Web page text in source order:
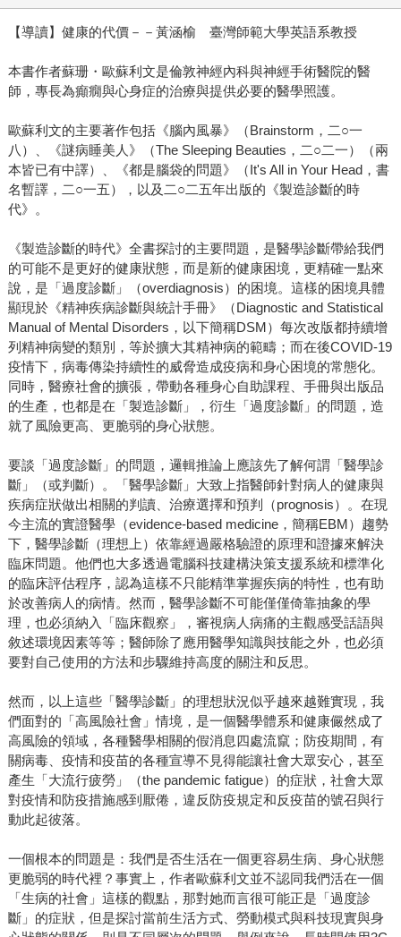
【導讀】健康的代價－－黃涵榆 臺灣師範大學英語系教授
本書作者蘇珊・歐蘇利文是倫敦神經內科與神經手術醫院的醫
師，專長為癲癇與心身症的治療與提供必要的醫學照護。
歐蘇利文的主要著作包括《腦內風暴》（Brainstorm，二○一
八）、《謎病睡美人》（The Sleeping Beauties，二○二一）（兩
本皆已有中譯）、《都是腦袋的問題》（It's All in Your Head，書
名暫譯，二○一五），以及二○二五年出版的《製造診斷的時
代》。
《製造診斷的時代》全書探討的主要問題，是醫學診斷帶給我們
的可能不是更好的健康狀態，而是新的健康困境，更精確一點來
說，是「過度診斷」（overdiagnosis）的困境。這樣的困境具體
顯現於《精神疾病診斷與統計手冊》（Diagnostic and Statistical
Manual of Mental Disorders，以下簡稱DSM）每次改版都持續增
列精神病變的類別，等於擴大其精神病的範疇；而在後COVID-19
疫情下，病毒傳染持續性的威脅造成疫病和身心困境的常態化。
同時，醫療社會的擴張，帶動各種身心自助課程、手冊與出版品
的生產，也都是在「製造診斷」，衍生「過度診斷」的問題，造
就了風險更高、更脆弱的身心狀態。
要談「過度診斷」的問題，邏輯推論上應該先了解何謂「醫學診
斷」（或判斷）。「醫學診斷」大致上指醫師針對病人的健康與
疾病症狀做出相關的判讀、治療選擇和預判（prognosis）。在現
今主流的實證醫學（evidence-based medicine，簡稱EBM）趨勢
下，醫學診斷（理想上）依靠經過嚴格驗證的原理和證據來解決
臨床問題。他們也大多透過電腦科技建構決策支援系統和標準化
的臨床評估程序，認為這樣不只能精準掌握疾病的特性，也有助
於改善病人的病情。然而，醫學診斷不可能僅僅倚靠抽象的學
理，也必須納入「臨床觀察」，審視病人病痛的主觀感受話語與
敘述環境因素等等；醫師除了應用醫學知識與技能之外，也必須
要對自己使用的方法和步驟維持高度的關注和反思。
然而，以上這些「醫學診斷」的理想狀況似乎越來越難實現，我
們面對的「高風險社會」情境，是一個醫學體系和健康儼然成了
高風險的領域，各種醫學相關的假消息四處流竄；防疫期間，有
關病毒、疫情和疫苗的各種宣導不見得能讓社會大眾安心，甚至
產生「大流行疲勞」（the pandemic fatigue）的症狀，社會大眾
對疫情和防疫措施感到厭倦，違反防疫規定和反疫苗的號召與行
動此起彼落。
一個根本的問題是：我們是否生活在一個更容易生病、身心狀態
更脆弱的時代裡？事實上，作者歐蘇利文並不認同我們活在一個
「生病的社會」這樣的觀點，那對她而言很可能正是「過度診
斷」的症狀，但是探討當前生活方式、勞動模式與科技現實與身